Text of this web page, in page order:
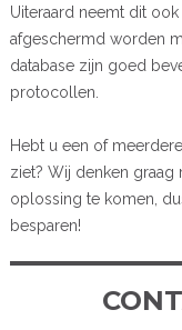
Uiteraard neemt dit
afgeschermd worden
database zijn goed
protocollen.
Hebt u een of
ziet? Wij denken
oplossing te komen,
besparen!